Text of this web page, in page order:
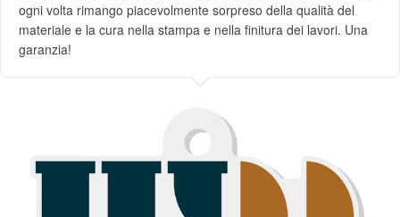
ogni volta rimango piacevolmente sorpreso della qualità del
materiale e la cura nella stampa e nella finitura dei lavori. Una
garanzia!